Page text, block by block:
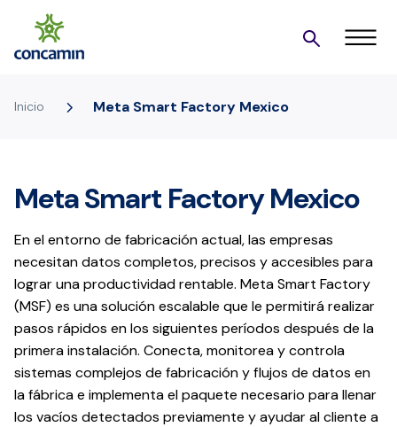
Inicio 5 Meta Smart Factory Mexico
Meta Smart Factory Mexico
En el entorno de fabricación actual, las empresas
necesitan datos completos, precisos y accesibles para
lograr una productividad rentable. Meta Smart Factory
(MSF) es una solución escalable que le permitirá realizar
pasos rápidos en los siguientes períodos después de la
primera instalación. Conecta, monitorea y controla
sistemas complejos de fabricación y flujos de datos en
la fábrica e implementa el paquete necesario para llenar
los vacíos detectados previamente y ayudar al cliente a